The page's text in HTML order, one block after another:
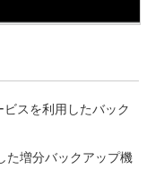
スを利用したバック
た増分バックアップ機